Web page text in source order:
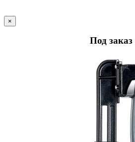
×
Под заказ